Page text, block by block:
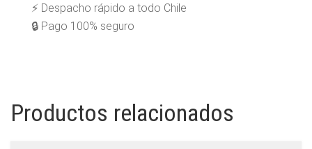
⚡ Despacho rápido a todo Chile
🔒 Pago 100% seguro
Productos relacionados